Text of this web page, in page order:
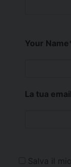
Your Name
La tua email
Salva il